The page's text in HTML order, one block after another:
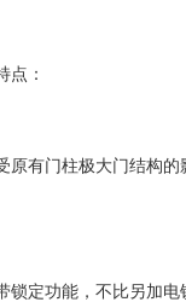
点：
原有门柱极大门结构
锁定功能，不比另加